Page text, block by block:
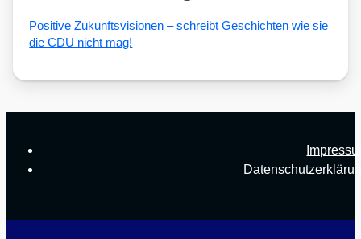
Posi­ti­ve Zukunfts­vi­sio­nen – schreibt Geschich­ten wie sie
die CDU nicht mag!